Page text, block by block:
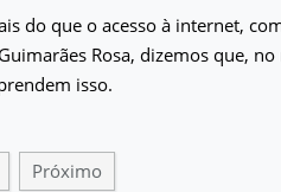
do que o acesso à internet,
Rosa, dizemos que,
isso.
Próximo